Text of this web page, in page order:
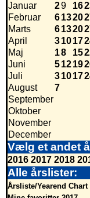
Januar
29 16
Februar
61320
Marts
61320
April
31017
Maj
18 15
Juni
51219
Juli
31017
August
7
September
Oktober
November
December
Vælg et andet
2016 2017 2018
Alle årslister:
Årsliste/Yearend Chart